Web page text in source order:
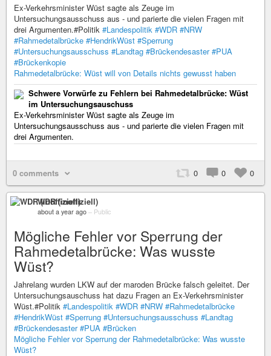
Ex-Verkehrsminister Wüst sagte als Zeuge im
Untersuchungsausschuss aus - und parierte die vielen Fragen mit
drei Argumenten.#Politik #Landespolitik #WDR #NRW
#Rahmedetalbrücke #HendrikWüst #Sperrung
#Untersuchungsausschuss #Landtag #Brückendesaster #PUA
#Brückenkopie
Rahmedetalbrücke: Wüst will von Details nichts gewusst haben
Schwere Vorwürfe zu Fehlern bei Rahmedetalbrücke: Wüst
im Untersuchungsauschuss
Ex-Verkehrsminister Wüst sagte als Zeuge im
Untersuchungsausschuss aus - und parierte die vielen Fragen mit
drei Argumenten.
0 comments 0 0 0
WDR (inoffiziell)
about a year ago – Public
Mögliche Fehler vor Sperrung der
Rahmedetalbrücke: Was wusste
Wüst?
Jahrelang wurden LKW auf der maroden Brücke falsch geleitet. Der
Untersuchungsauschuss hat dazu Fragen an Ex-Verkehrsminister
Wüst.#Politik #Landespolitik #WDR #NRW #Rahmedetalbrücke
#HendrikWüst #Sperrung #Untersuchungsausschuss #Landtag
#Brückendesaster #PUA #Brücken
Mögliche Fehler vor Sperrung der Rahmedetalbrücke: Was wusste
Wüst?